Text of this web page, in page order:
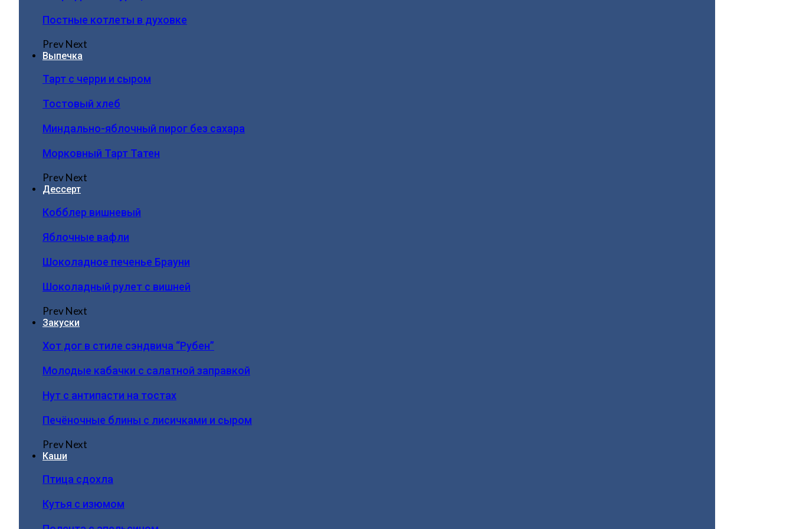
Постные котлеты в духовке
PrevNext
Выпечка
Тарт с черри и сыром
Тостовый хлеб
Миндально-яблочный пирог без сахара
Морковный Тарт Татен
PrevNext
Дессерт
Кобблер вишневый
Яблочные вафли
Шоколадное печенье Брауни
Шоколадный рулет с вишней
PrevNext
Закуски
Хот дог в стиле сэндвича “Рубен”
Молодые кабачки с салатной заправкой
Нут с антипасти на тостах
Печёночные блины с лисичками и сыром
PrevNext
Каши
Птица сдохла
Кутья с изюмом